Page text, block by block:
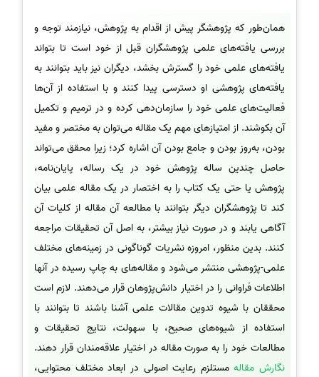
همان‌طور که پژوهشگر پیش از اقدام به پژوهش، نیازمند توجه و
بررسی یافته‌های علمی پژوهشگران قبل از خود است تا بتواند
یافته‌های علمی خود را گسترش بخشد، دیگران نیز باید بتوانند به
یافته‌های پژوهشی او دسترسی پیدا کنند و با استفاده از آن‌ها
فعالیت‌های علمی خود را سازمان‌دهی کرده و در ترمیم و تکمیل
آن بکوشند. از امتیازهای مهم یک مقاله می‌توان به مختصر و مفید
بودن، به‌روز بودن و جامع بودن آن اشاره کرد؛ زیرا محقق می‌تواند
حاصل چندین ساله پژوهش خود در یک رساله، پایان‌نامه،
پژوهش یا حتی یک کتاب را به اختصار در یک مقاله علمی بیان
کند تا پژوهشگران دیگر بتوانند با مطالعه آن مقاله از کلیات آن
آگاهی یابند و در صورت نیاز بیشتر، به اصل آن تحقیقات مراجعه
کنند. بدین منظور، امروزه نشریات گوناگونی در زمینه‌های مختلف
علمی-پژوهشی منتشر می‌شود و مقاله‌های به چاپ رسیده در آنها
اطلاعات فراوانی را در اختیار دانش‌پژوهان قرار می‌دهند. لازم است
محققان با شیوه تدوین مقالات علمی آشنا باشند تا بتوانند با
استفاده از شیوه‌های صحیح، با سهولت، نتایج تحقیقات و
مطالعات خود را به صورت مقاله در اختیار علاقه‌مندان قرار دهند.
نگارش مقالهمستلزم رعایت اصولی در ابعاد مختلف محتوایی،